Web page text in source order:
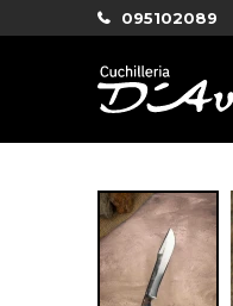
095102089